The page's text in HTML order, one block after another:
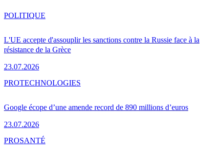
L'UE accepte d'assouplir les sanctions contre la Russie face à la
résistance de la Grèce
23.07.2026
POLITIQUE
Google écope d’une amende record de 890 millions d’euros
23.07.2026
PROTECHNOLOGIES
PROSANTÉ